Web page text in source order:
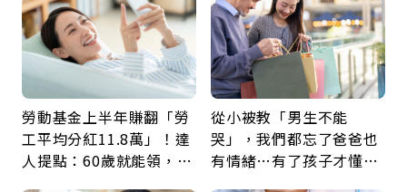
勞動基金上半年賺翻「勞
工平均分紅11.8萬」！達
人提點：60歲就能領，重
從小被教「男生不能
哭」，我們都忘了爸爸也
有情緒…有了孩子才懂：